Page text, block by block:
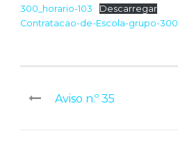
300_horario-103
Descarregar
Contratacao-de-Escola-grupo-300
Aviso n.º 35